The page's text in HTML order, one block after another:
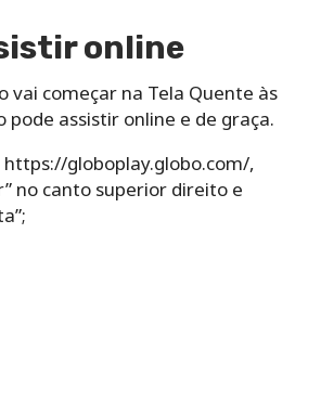
online
vai começar na Tela Quente às
pode assistir online e de graça.
https://globoplay.globo.com/,
no canto superior direito e